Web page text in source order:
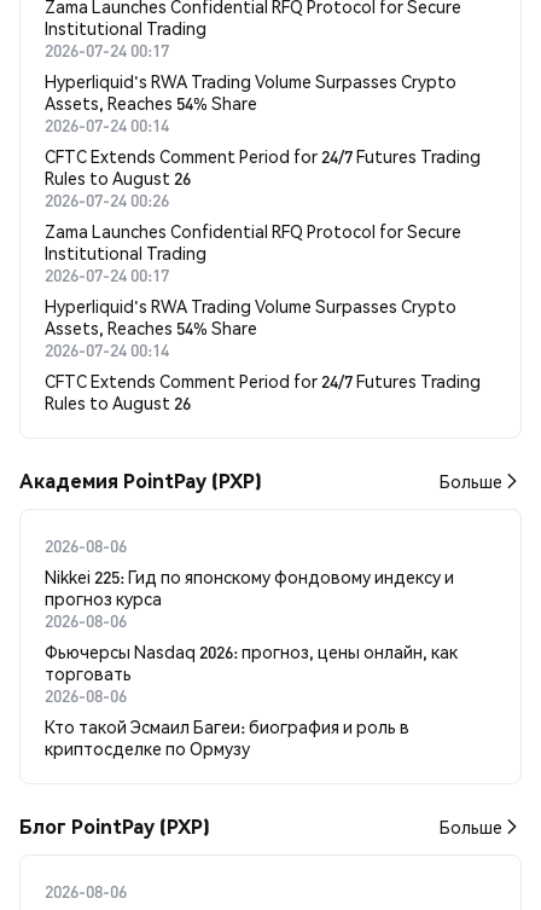
Zama Launches Confidential RFQ Protocol for Secure
Institutional Trading
2026-07-24 00:17
Hyperliquid's RWA Trading Volume Surpasses Crypto
Assets, Reaches 54% Share
2026-07-24 00:14
CFTC Extends Comment Period for 24/7 Futures Trading
Rules to August 26
2026-07-24 00:26
Zama Launches Confidential RFQ Protocol for Secure
Institutional Trading
2026-07-24 00:17
Hyperliquid's RWA Trading Volume Surpasses Crypto
Assets, Reaches 54% Share
2026-07-24 00:14
CFTC Extends Comment Period for 24/7 Futures Trading
Rules to August 26
Академия PointPay (PXP) Больше
2026-08-06
Nikkei 225: Гид по японскому фондовому индексу и
прогноз курса
2026-08-06
Фьючерсы Nasdaq 2026: прогноз, цены онлайн, как
торговать
2026-08-06
Кто такой Эсмаил Багеи: биография и роль в
криптосделке по Ормузу
Блог PointPay (PXP) Больше
2026-08-06